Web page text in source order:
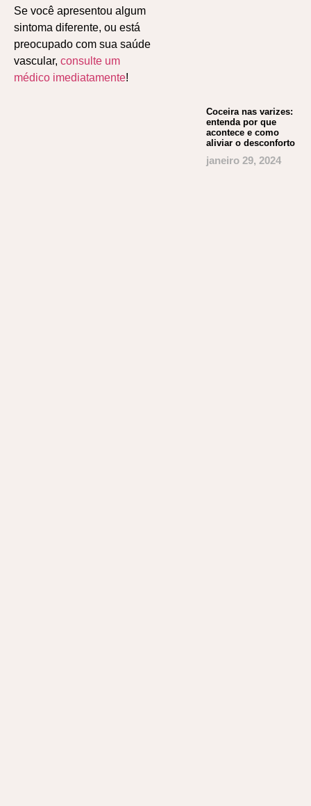
Se você apresentou algum
sintoma diferente, ou está
preocupado com sua saúde
vascular, consulte um
médico imediatamente!
Coceira nas varizes:
entenda por que
acontece e como
aliviar o desconforto
janeiro 29, 2024